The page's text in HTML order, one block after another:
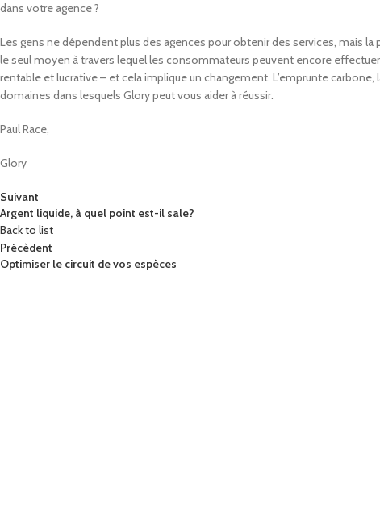
dans votre agence ?
Les gens ne dépendent plus des agences pour obtenir des services, mais la
le seul moyen à travers lequel les consommateurs peuvent encore
rentable et lucrative – et cela implique un changement. L’emprunte
domaines dans lesquels Glory peut vous aider à réussir.
Paul Race,
Glory
Suivant
Argent liquide, à quel point est-il sale?
Back to list
Précèdent
Optimiser le circuit de vos espèces